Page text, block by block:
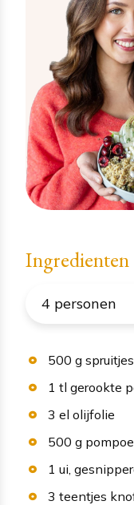
Ingredienten
4 personen
500 g spruitjes
1 tl gerookte
3 el olijfolie
500 g
1 ui ,
3 teentjes